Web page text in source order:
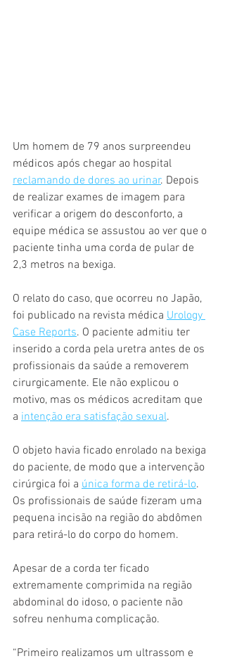
Um homem de 79 anos surpreendeu
médicos após chegar ao hospital
reclamando de dores ao urinar. Depois
de realizar exames de imagem para
verificar a origem do desconforto, a
equipe médica se assustou ao ver que o
paciente tinha uma corda de pular de
2,3 metros na bexiga.
O relato do caso, que ocorreu no Japão,
foi publicado na revista médica Urology
Case Reports. O paciente admitiu ter
inserido a corda pela uretra antes de os
profissionais da saúde a removerem
cirurgicamente. Ele não explicou o
motivo, mas os médicos acreditam que
a intenção era satisfação sexual.
O objeto havia ficado enrolado na bexiga
do paciente, de modo que a intervenção
cirúrgica foi a única forma de retirá-lo.
Os profissionais de saúde fizeram uma
pequena incisão na região do abdômen
para retirá-lo do corpo do homem.
Apesar de a corda ter ficado
extremamente comprimida na região
abdominal do idoso, o paciente não
sofreu nenhuma complicação.
“Primeiro realizamos um ultrassom e